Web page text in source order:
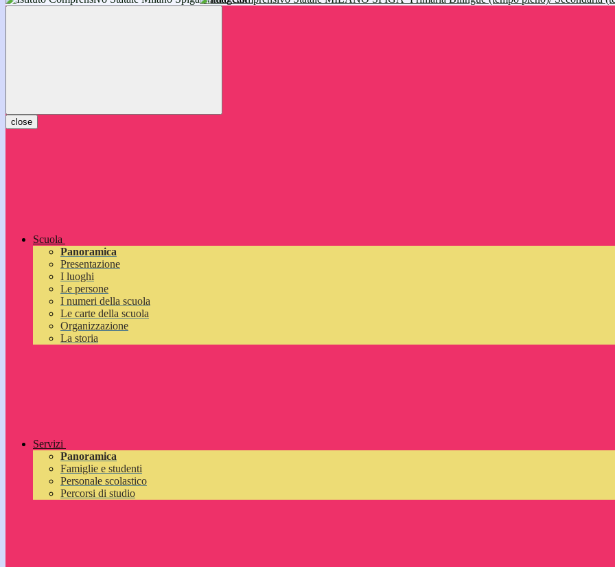
inizieranno il 14 settembre 2026: vi aspettiamo!
close
Scuola
Panoramica
Presentazione
I luoghi
Le persone
I numeri della scuola
Le carte della scuola
Organizzazione
La storia
Servizi
Panoramica
Famiglie e studenti
Personale scolastico
Percorsi di studio